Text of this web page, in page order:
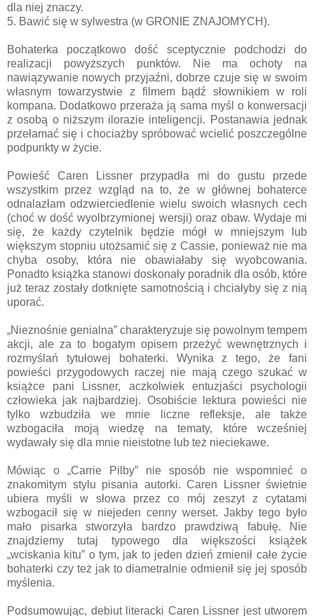
dla niej znaczy.
5. Bawić się w sylwestra (w GRONIE ZNAJOMYCH).
Bohaterka początkowo dość sceptycznie podchodzi do
realizacji powyższych punktów. Nie ma ochoty na
nawiązywanie nowych przyjaźni, dobrze czuje się w swoim
własnym towarzystwie z filmem bądź słownikiem w roli
kompana. Dodatkowo przeraża ją sama myśl o konwersacji
z osobą o niższym ilorazie inteligencji. Postanawia jednak
przełamać się i chociażby spróbować wcielić poszczególne
podpunkty w życie.
Powieść Caren Lissner przypadła mi do gustu przede
wszystkim przez wzgląd na to, że w głównej bohaterce
odnalazłam odzwierciedlenie wielu swoich własnych cech
(choć w dość wyolbrzymionej wersji) oraz obaw. Wydaje mi
się, że każdy czytelnik będzie mógł w mniejszym lub
większym stopniu utożsamić się z Cassie, ponieważ nie ma
chyba osoby, która nie obawiałaby się wyobcowania.
Ponadto książka stanowi doskonały poradnik dla osób, które
już teraz zostały dotknięte samotnością i chciałyby się z nią
uporać.
„Nieznośnie genialna” charakteryzuje się powolnym tempem
akcji, ale za to bogatym opisem przeżyć wewnętrznych i
rozmyślań tytułowej bohaterki. Wynika z tego, że fani
powieści przygodowych raczej nie mają czego szukać w
książce pani Lissner, aczkolwiek entuzjaści psychologii
człowieka jak najbardziej. Osobiście lektura powieści nie
tylko wzbudziła we mnie liczne refleksje, ale także
wzbogaciła moją wiedzę na tematy, które wcześniej
wydawały się dla mnie nieistotne lub też nieciekawe.
Mówiąc o „Carrie Pilby” nie sposób nie wspomnieć o
znakomitym stylu pisania autorki. Caren Lissner świetnie
ubiera myśli w słowa przez co mój zeszyt z cytatami
wzbogacił się w niejeden cenny werset. Jakby tego było
mało pisarka stworzyła bardzo prawdziwą fabułę. Nie
znajdziemy tutaj typowego dla większości książek
„wciskania kitu” o tym, jak to jeden dzień zmienił całe życie
bohaterki czy też jak to diametralnie odmienił się jej sposób
myślenia.
Podsumowując, debiut literacki Caren Lissner jest utworem